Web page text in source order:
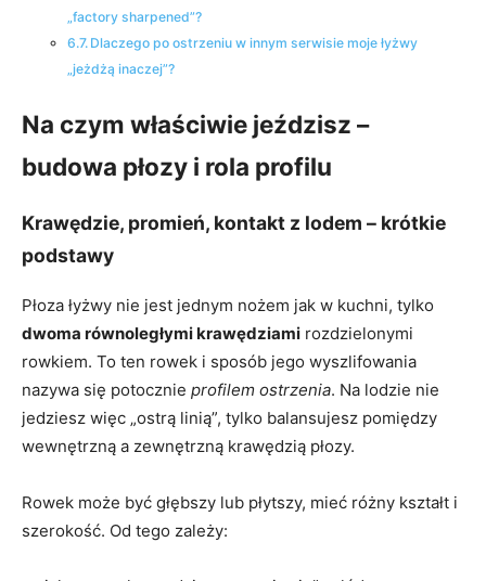
„factory sharpened”?
Dlaczego po ostrzeniu w innym serwisie moje łyżwy
„jeżdżą inaczej”?
Na czym właściwie jeździsz –
budowa płozy i rola profilu
Krawędzie, promień, kontakt z lodem – krótkie
podstawy
Płoza łyżwy nie jest jednym nożem jak w kuchni, tylko
dwoma równoległymi krawędziami rozdzielonymi
rowkiem. To ten rowek i sposób jego wyszlifowania
nazywa się potocznie profilem ostrzenia. Na lodzie nie
jedziesz więc „ostrą linią”, tylko balansujesz pomiędzy
wewnętrzną a zewnętrzną krawędzią płozy.
Rowek może być głębszy lub płytszy, mieć różny kształt i
szerokość. Od tego zależy: